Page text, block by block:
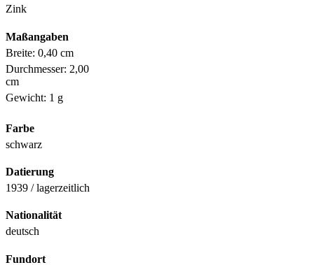
Zink
Maßangaben
Breite: 0,40 cm
Durchmesser: 2,00
cm
Gewicht: 1 g
Farbe
schwarz
Datierung
1939 / lagerzeitlich
Nationalität
deutsch
Fundort